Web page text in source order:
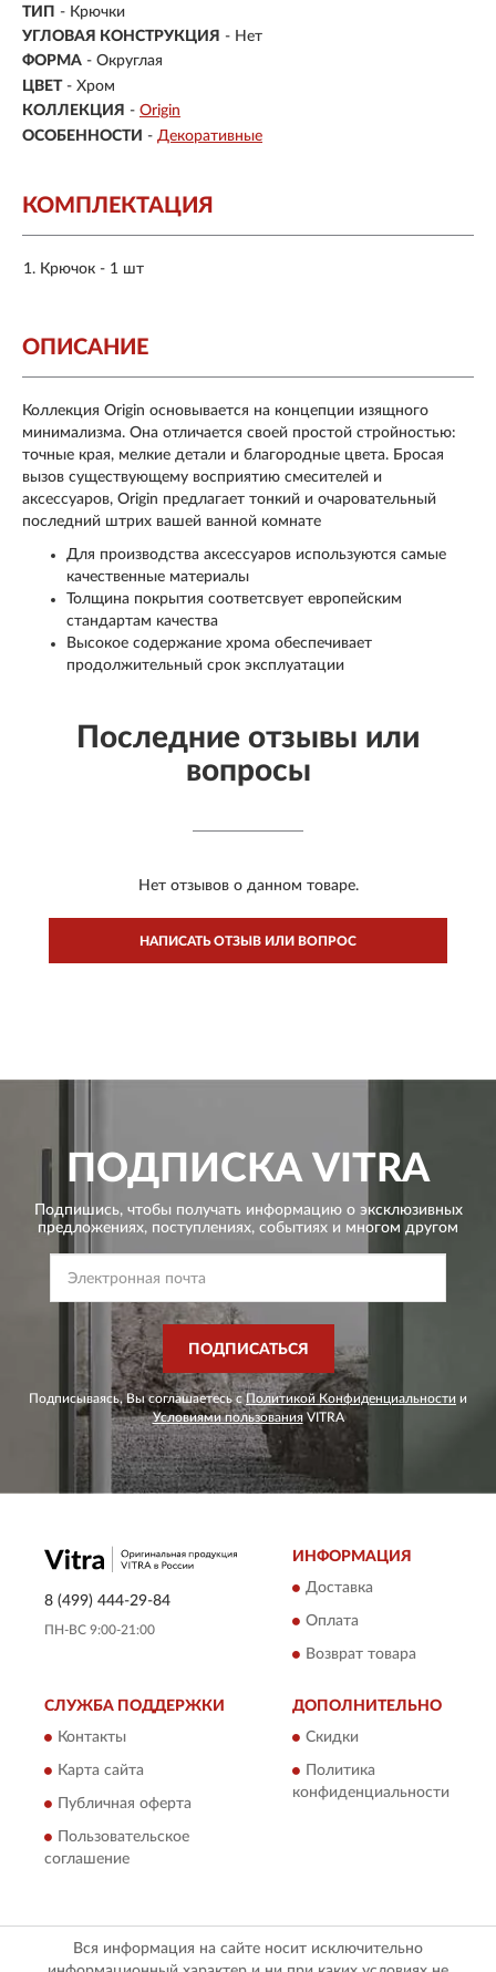
ТИП - Крючки
УГЛОВАЯ КОНСТРУКЦИЯ - Нет
ФОРМА - Округлая
ЦВЕТ - Хром
КОЛЛЕКЦИЯ - Origin
ОСОБЕННОСТИ - Декоративные
КОМПЛЕКТАЦИЯ
Крючок - 1 шт
ОПИСАНИЕ
Коллекция Origin основывается на концепции изящного
минимализма. Она отличается своей простой стройностью:
точные края, мелкие детали и благородные цвета. Бросая
вызов существующему восприятию смесителей и
аксессуаров, Origin предлагает тонкий и очаровательный
последний штрих вашей ванной комнате
Для производства аксессуаров используются самые
качественные материалы
Толщина покрытия соответсвует европейским
стандартам качества
Высокое содержание хрома обеспечивает
продолжительный срок эксплуатации
Последние отзывы или
вопросы
Нет отзывов о данном товаре.
НАПИСАТЬ ОТЗЫВ ИЛИ ВОПРОС
ПОДПИСКА VITRA
Подпишись, чтобы получать информацию о эксклюзивных
предложениях, поступлениях, событиях и многом другом
ПОДПИСАТЬСЯ
Подписываясь, Вы соглашаетесь сПолитикой Конфиденциальности и
Условиями пользованияVITRA
8 (499) 444-29-84
ПН-ВС 9:00-21:00
ИНФОРМАЦИЯ
Доставка
Оплата
Возврат товара
СЛУЖБА ПОДДЕРЖКИ
Контакты
Карта сайта
Публичная оферта
Пользовательское
соглашение
ДОПОЛНИТЕЛЬНО
Скидки
Политика
конфиденциальности
Вся информация на сайте носит исключительно